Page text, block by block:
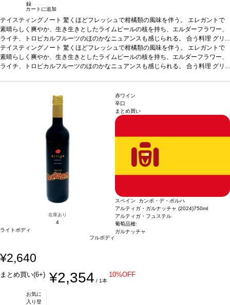
録
カートに追加
テイスティングノート 驚くほどフレッシュで柑橘類の風味を伴う。 エレガントで
素晴らしく爽やか、生き生きとしたライムピールの核を持ち、エルダーフラワー、
ライチ、トロピカルフルーツのほのかなニュアンスも感じられる。 合う料理 グリ
ルしたエビ、マテガイ、帆立やムール貝などの魚介類料理、またそのままアペリテ
ィフなどと好相性葡萄品種モスカテル・デ・アレハンドリア 65%、ソーヴィニヨ
ン・ブラン 15%、ヴィウラ 10%、ヴィオニエ 5%、シャルドネ 5%*本ヴィンテー
テイスティングノート 驚くほどフレッシュで柑橘類の風味を伴う。 エレガントで
素晴らしく爽やか、生き生きとしたライムピールの核を持ち、エルダーフラワー、
ライチ、トロピカルフルーツのほのかなニュアンスも感じられる。 合う料理 グリ
ン・ブラン 15%、ヴィウラ 10%、ヴィオニエ 5%、シャルドネ 5%
ジが在庫切れの場合、在庫があり価格が同様の場合は自動的に次のヴィンテージに
在庫あり
4
ライトボディ
フルボディ
赤ワイン
辛口
まとめ買い
スペイン カンポ・デ・ボルハ
アルティガ・ガルナッチャ (2024)750ml
アルティガ・フュステル
葡萄品種:
ガルナッチャ
¥2,640
まとめ買い(6+) ¥2,354 / 1本
10%OFF
お気に
入り登